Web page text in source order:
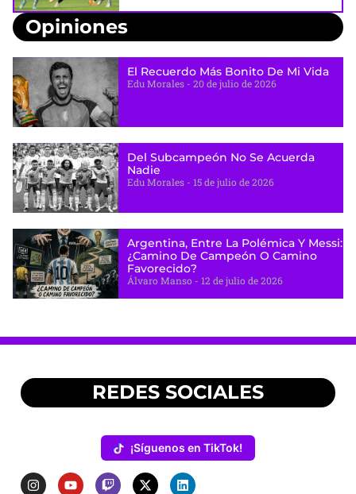
Opiniones
El Recuerdo Más Bonito De Mi Vida
Edu Morales 20 de julio de 2026
Del Subcampeón No Se Acuerda
Nadie
Edu Morales 15 de julio de 2026
Argentina, Entre La Polémica Y Messi:
¿camino De Campeón O Camino
Favorecido?
Álvaro Manso 12 de julio de 2026
REDES SOCIALES
¡Síguenos en TikTok!